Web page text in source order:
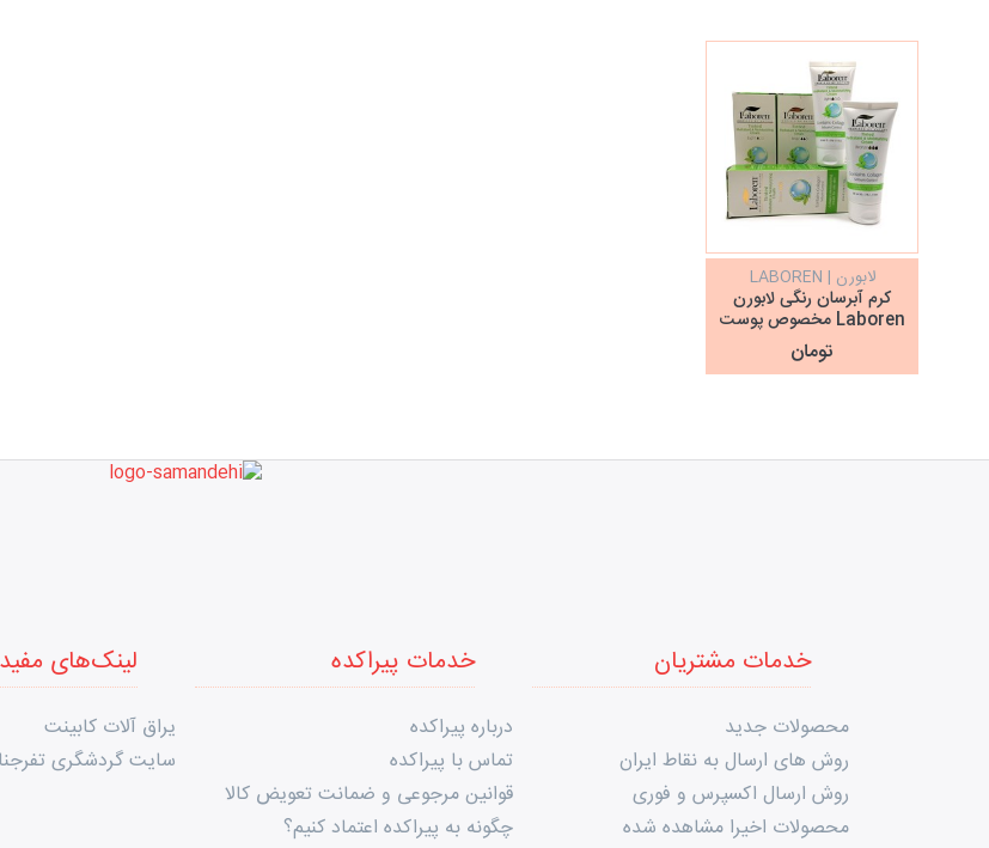
لابورن | LABOREN
کرم آبرسان رنگی لابورن
Laboren مخصوص پوست
چرب
تومان
خدمات مشتریان
محصولات جدید
روش های ارسال به نقاط ایران
روش ارسال اکسپرس و فوری
محصولات اخیرا مشاهده شده
خدمات پیراکده
درباره پیراکده
تماس با پیراکده
قوانین مرجوعی و ضمانت تعویض کالا
چگونه به پیراکده اعتماد کنیم؟
لینک‌های مفید
یراق آلات کابینت
سایت گردشگری